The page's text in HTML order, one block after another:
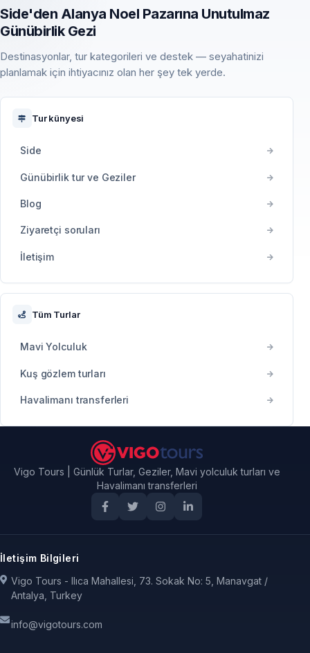
Side'den Alanya Noel Pazarına Unutulmaz
Günübirlik Gezi
Destinasyonlar, tur kategorileri ve destek — seyahatinizi
planlamak için ihtiyacınız olan her şey tek yerde.
Tur künyesi
Side
Günübirlik tur ve Geziler
Blog
Ziyaretçi soruları
İletişim
Tüm Turlar
Mavi Yolculuk
Kuş gözlem turları
Havalimanı transferleri
Vigo Tours | Günlük Turlar, Geziler, Mavi yolculuk turları ve
Havalimanı transferleri
İletişim Bilgileri
Vigo Tours - Ilıca Mahallesi, 73. Sokak No: 5, Manavgat /
Antalya, Turkey
info@vigotours.com